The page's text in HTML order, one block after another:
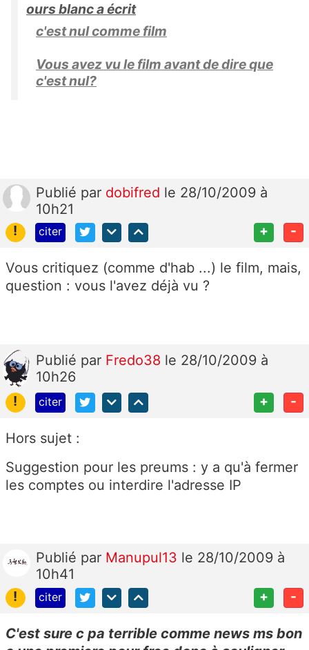
ours blanc a écrit
c'est nul comme film
Vous avez vu le film avant de dire que
c'est nul?
Publié par dobifred le 28/10/2009 à
10h21
!
citer + -
Vous critiquez (comme d'hab ...) le film, mais,
question : vous l'avez déjà vu ?
Publié par Fredo38 le 28/10/2009 à
10h26
!
citer + -
Hors sujet :
Suggestion pour les preums : y a qu'à fermer
les comptes ou interdire l'adresse IP
Publié par Manupul13 le 28/10/2009 à
10h41
!
citer + -
C'est sure c pa terrible comme news ms bon